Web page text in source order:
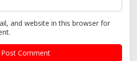
and website in this browser for